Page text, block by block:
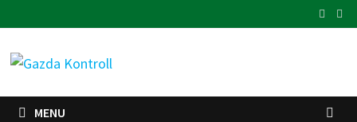
to
content
MENU